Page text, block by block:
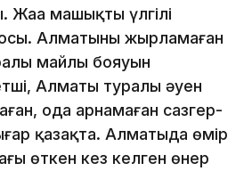
машықтың үлгілі
Алматыны жырламаған
майлы бояуын
Алматы туралы әуен
ода арнамаған сазгер-
қазақта. Алматыда өмір
өткен кез келген өнер